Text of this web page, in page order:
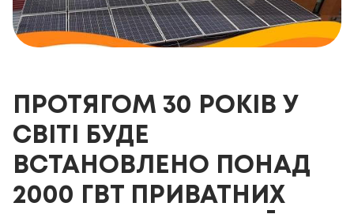
ПРОТЯГОМ 30 РОКІВ У
СВІТІ БУДЕ
ВСТАНОВЛЕНО ПОНАД
2000 ГВТ ПРИВАТНИХ